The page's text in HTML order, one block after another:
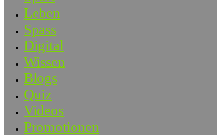
Leben
Spass
Digital
Wissen
Blogs
Quiz
Videos
Promotionen